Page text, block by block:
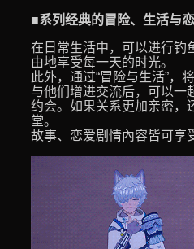
■系列经典的冒险、生活与
在日常生活中，可以进行钓
由地享受每一天的时光。
此外，通过“冒险与生活”，
与他们增进交流后，可以一
约会。如果关系更加亲密，
堂。
故事、恋爱剧情內容皆可享